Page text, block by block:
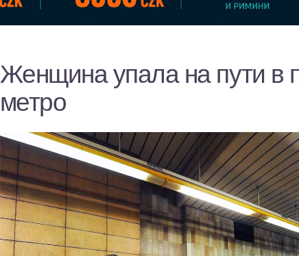
Женщина упала на пути в
метро